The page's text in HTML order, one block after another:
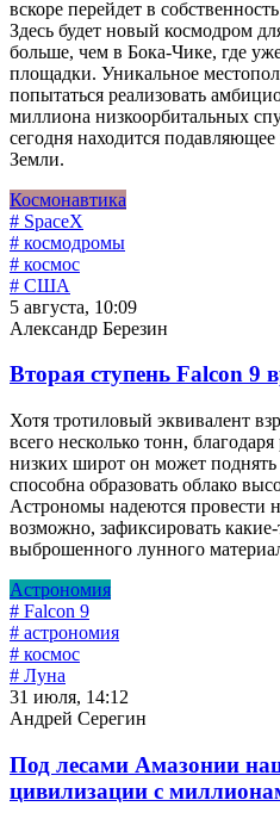
вскоре перейдет в
Здесь будет новый космодром
больше, чем в Бока-Чике, где
площадки. Уникальное
попытаться реализовать
миллиона низкоорбитальных
сегодня находится
Земли.
Космонавтика
# SpaceX
# космодромы
# космос
# США
5 августа, 10:09
Александр Березин
Вторая ступень Falcon 9
Хотя тротиловый эквивалент
всего несколько тонн,
низких широт он может
способна образовать облако
Астрономы надеются провести
возможно, зафиксировать
выброшенного лунного
Астрономия
# Falcon 9
# астрономия
# космос
# Луна
31 июля, 14:12
Андрей Серегин
Под лесами Амазонии
цивилизации с